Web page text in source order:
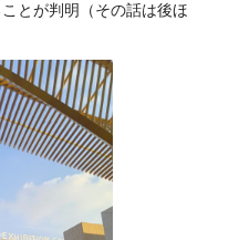
とが判明（その話は後ほ